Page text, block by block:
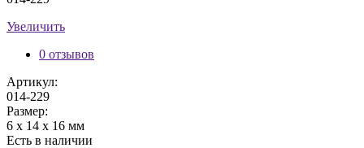
Увеличить
0 отзывов
Артикул:
014-229
Размер:
6 х 14 х 16 мм
Есть в наличии